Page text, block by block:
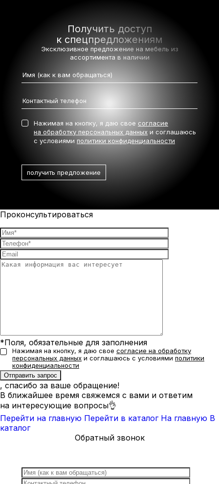
Получить доступ
к спецпредложениям
Эксклюзивное предложение на мебель из
ассортимента в наличии
Нажимая на кнопку, я даю свое согласие
на обработку персональных данных и соглашаюсь
с условиями политики конфиденциальности
Проконсультироваться
*Поля, обязательные для заполнения
Нажимая на кнопку, я даю свое согласие на обработку
персональных данных и соглашаюсь с условиями политики
конфиденциальности
, спасибо за ваше обращение!
В ближайшее время свяжемся с вами и ответим
на интересующие вопросы👌
Перейти на главную Перейти в каталог На главную В
каталог
Обратный звонок